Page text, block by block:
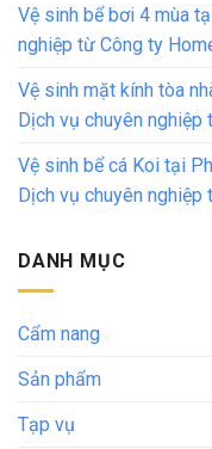
Vệ sinh bể bơi 4 mùa
nghiệp từ Công ty
Vệ sinh mặt kính tòa
Dịch vụ chuyên
Vệ sinh bể cá Koi tại
Dịch vụ chuyên
DANH MỤC
Cẩm nang
Sản phẩm
Tạp vụ